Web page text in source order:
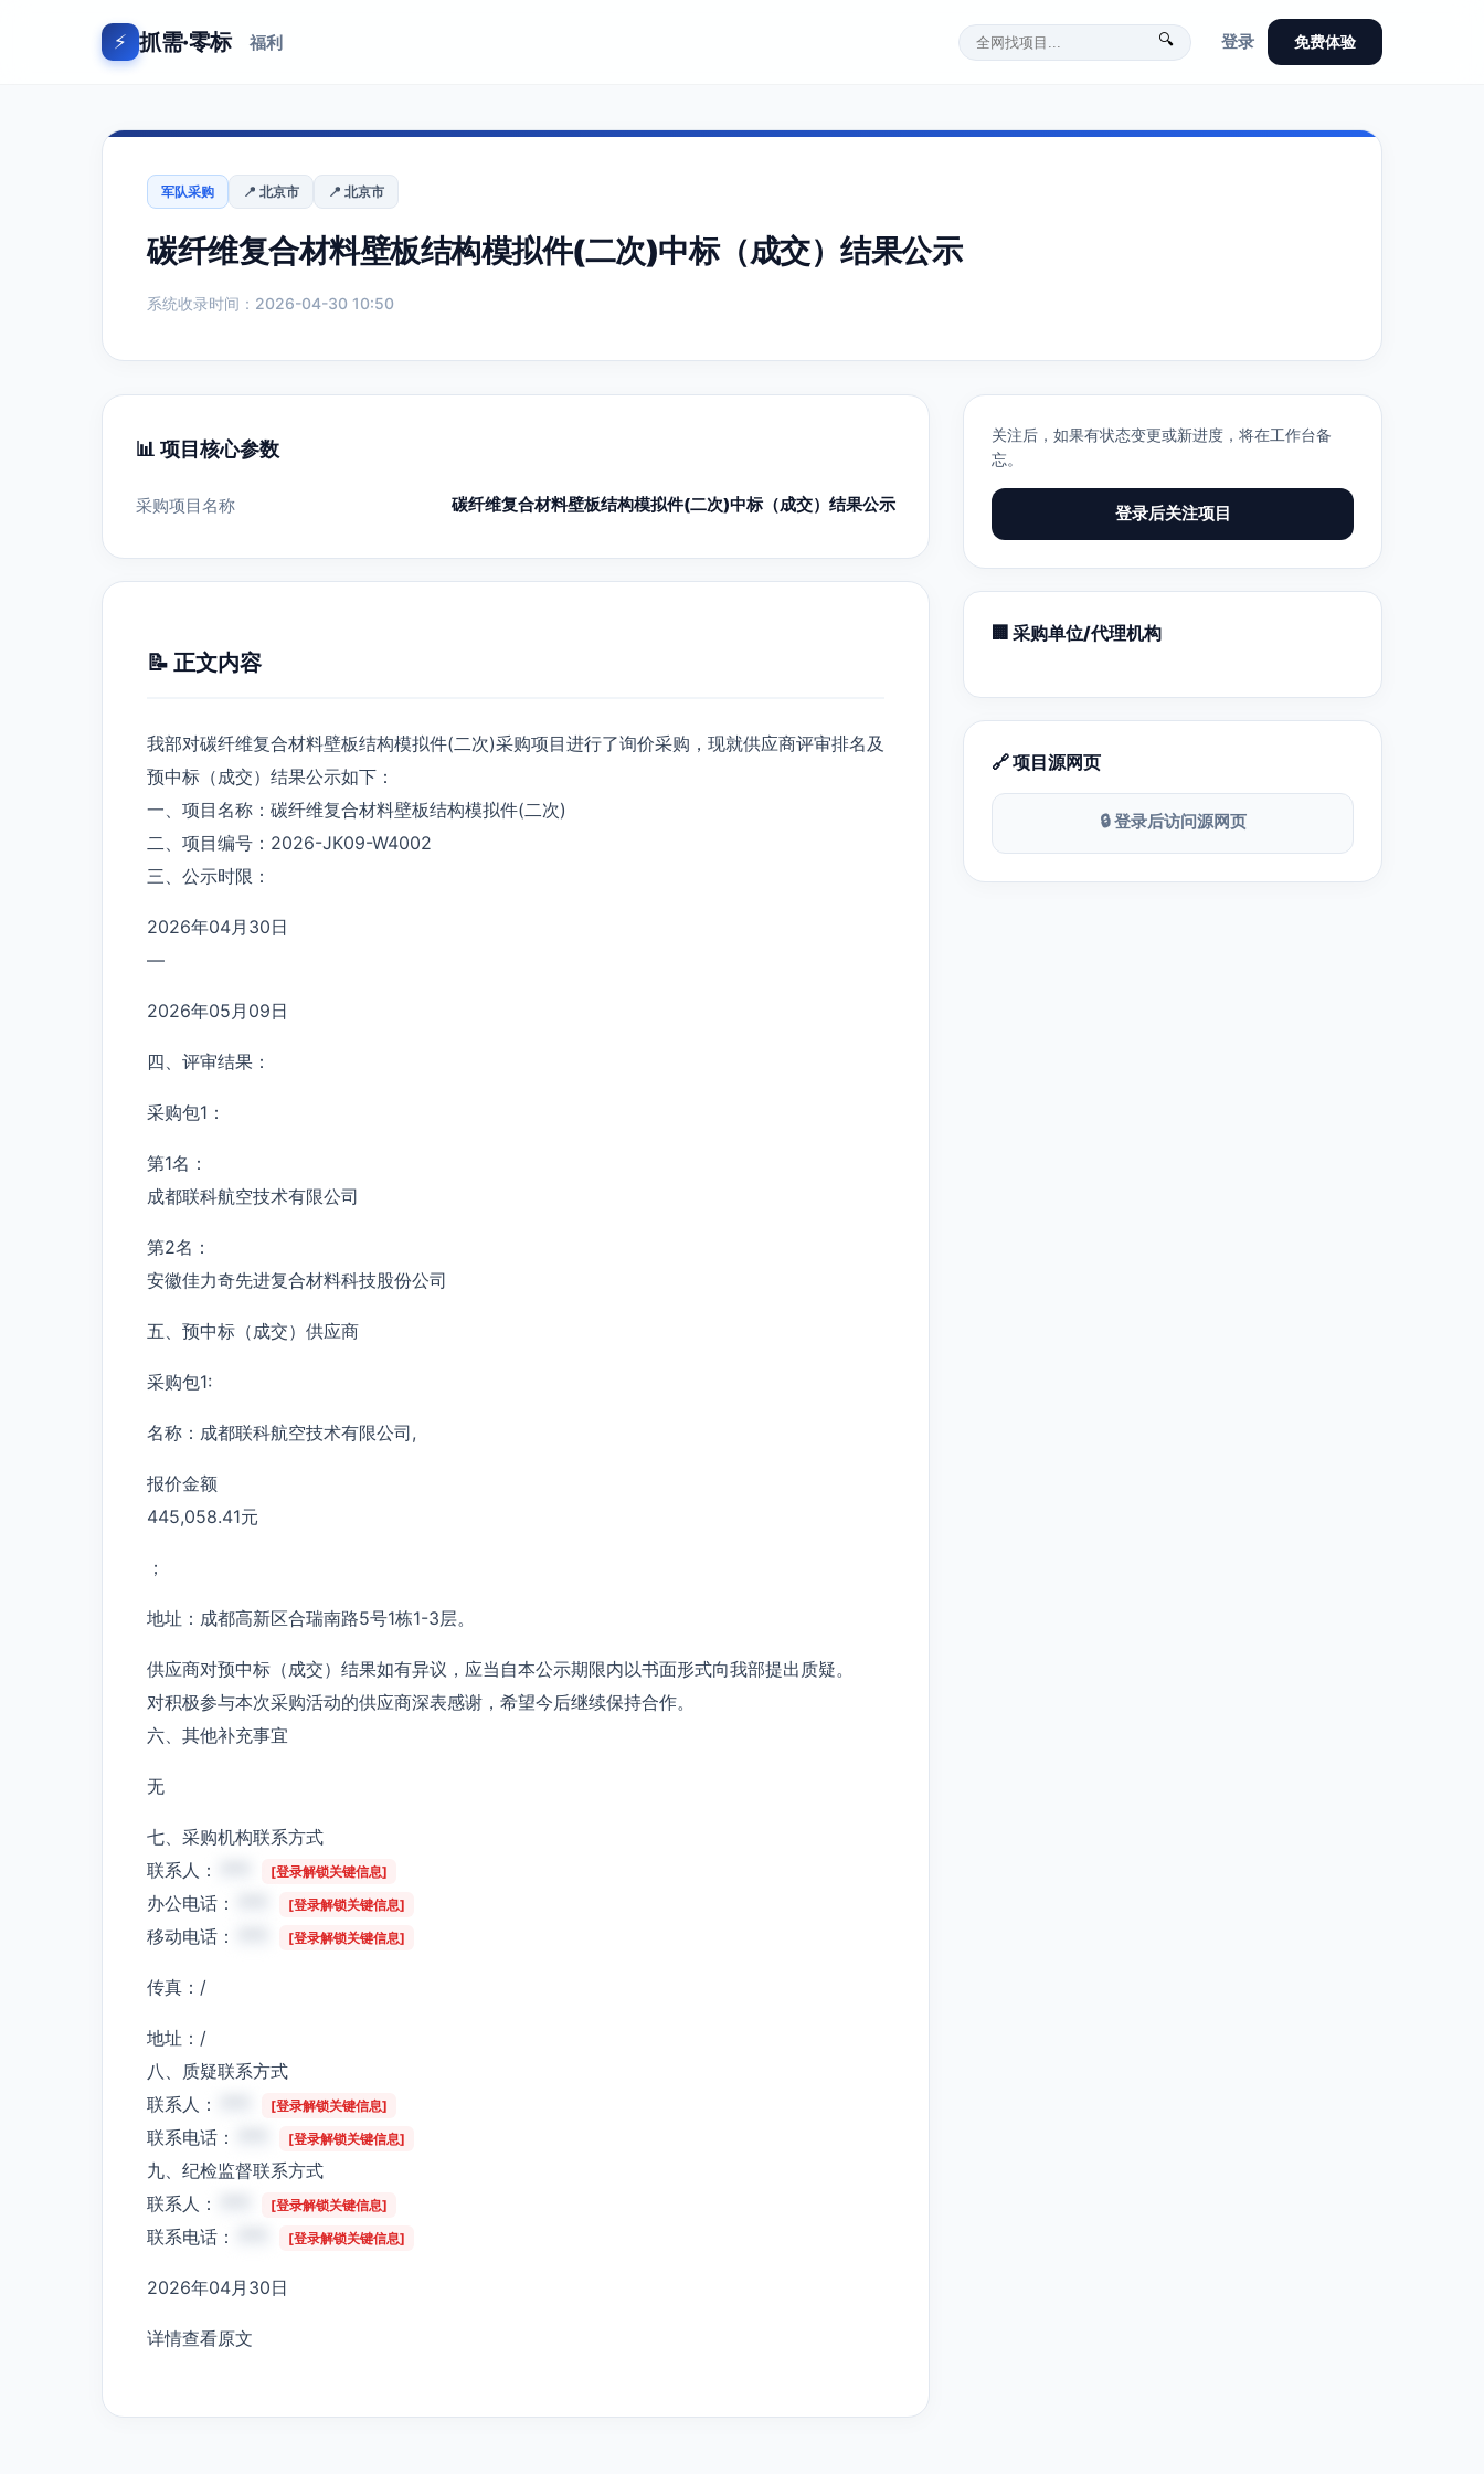
⚡ 抓需·零标 福利 🔍 登录 免费体验
军队采购 📍 北京市 📍 北京市
碳纤维复合材料壁板结构模拟件(二次)中标（成交）结果公示
系统收录时间：2026-04-30 10:50
📊 项目核心参数
采购项目名称 碳纤维复合材料壁板结构模拟件(二次)中标（成交）结果公示
📝 正文内容
我部对碳纤维复合材料壁板结构模拟件(二次)采购项目进行了询价采购，现就供应商评审排名及
预中标（成交）结果公示如下：
一、项目名称：碳纤维复合材料壁板结构模拟件(二次)
二、项目编号：2026-JK09-W4002
三、公示时限：
2026年04月30日
—
2026年05月09日
四、评审结果：
采购包1：
第1名：
成都联科航空技术有限公司
第2名：
安徽佳力奇先进复合材料科技股份公司
五、预中标（成交）供应商
采购包1:
名称：成都联科航空技术有限公司,
报价金额
445,058.41元
；
地址：成都高新区合瑞南路5号1栋1-3层。
供应商对预中标（成交）结果如有异议，应当自本公示期限内以书面形式向我部提出质疑。
对积极参与本次采购活动的供应商深表感谢，希望今后继续保持合作。
六、其他补充事宜
无
七、采购机构联系方式
联系人：
[登录解锁关键信息]
办公电话： [登录解锁关键信息]
移动电话： [登录解锁关键信息]
传真：/
地址：/
八、质疑联系方式
联系人：
[登录解锁关键信息]
联系电话： [登录解锁关键信息]
九、纪检监督联系方式
联系人：
[登录解锁关键信息]
联系电话： [登录解锁关键信息]
2026年04月30日
详情查看原文
关注后，如果有状态变更或新进度，将在工作台备
忘。
登录后关注项目
🏢 采购单位/代理机构
🔗 项目源网页
🔒 登录后访问源网页